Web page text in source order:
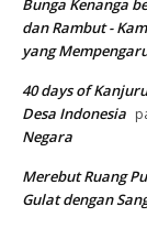
Bunga Kenanga
dan Rambut -
yang
40 days of
Desa Indonesia
Negara
Merebut Ruang
Gulat dengan